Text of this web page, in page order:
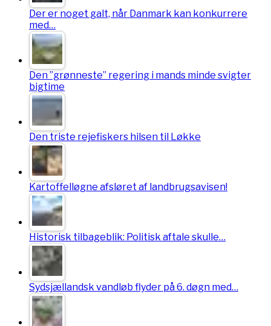
Der er noget galt, når Danmark kan konkurrere
med…
Den ”grønneste” regering i mands minde svigter
bigtime
Den triste rejefiskers hilsen til Løkke
Kartoffelløgne afsløret af landbrugsavisen!
Historisk tilbageblik: Politisk aftale skulle…
Sydsjællandsk vandløb flyder på 6. døgn med…